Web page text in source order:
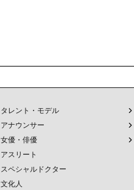
タレント・モデル
アナウンサー
女優・俳優
アスリート
スペシャルドクター
文化人